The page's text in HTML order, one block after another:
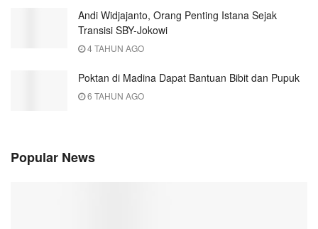
Andi Widjajanto, Orang Penting Istana Sejak
Transisi SBY-Jokowi
4 TAHUN AGO
Poktan di Madina Dapat Bantuan Bibit dan Pupuk
6 TAHUN AGO
Popular News